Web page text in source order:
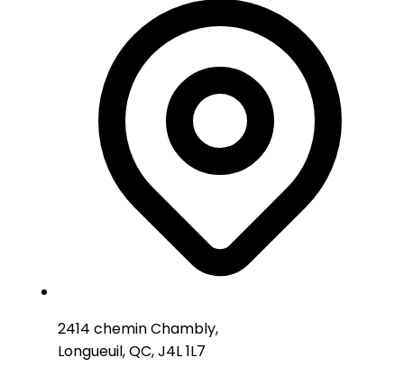
2414 chemin Chambly,
Longueuil, QC, J4L 1L7